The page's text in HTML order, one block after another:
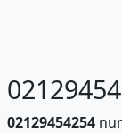
02129454254